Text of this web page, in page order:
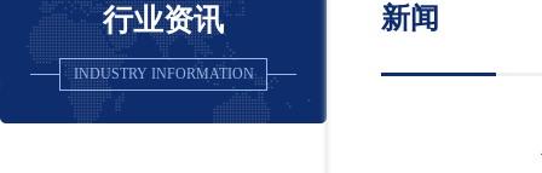
行业资讯
INDUSTRY INFORMATION
新闻